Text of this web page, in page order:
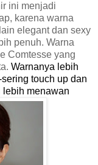
ini menjadi
karena warna
elegant dan sexy
penuh. Warna
Comtesse yang
Warnanya lebih
touch up dan
lebih menawan